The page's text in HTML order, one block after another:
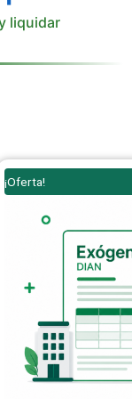
liquidar
¡Oferta!
precio
original
era:
$